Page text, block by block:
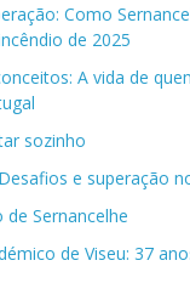
Como
de 2025
A vida de
sozinho
e superação
Sernancelhe
de Viseu: 37